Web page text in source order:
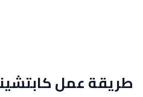
طريقة عمل